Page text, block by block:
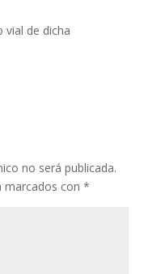
de dicha
no será publicada.
marcados con *